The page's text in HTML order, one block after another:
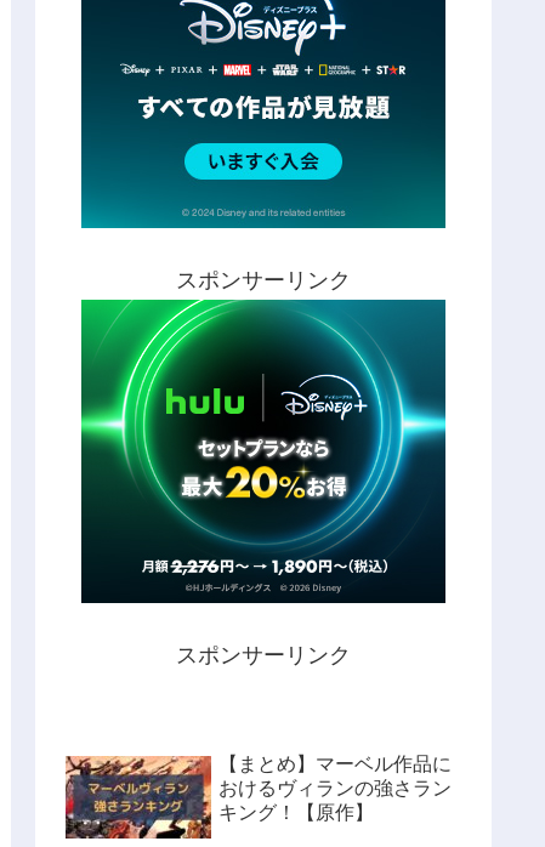
スポンサーリンク
スポンサーリンク
【まとめ】マーベル作品に
おけるヴィランの強さラン
キング！【原作】